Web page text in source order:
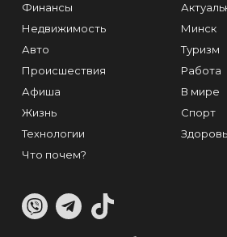
Финансы
Недвижимость
Авто
Происшествия
Афиша
Жизнь
Технологии
Что почем?
Минск
Туризм
Работа
В мире
Спорт